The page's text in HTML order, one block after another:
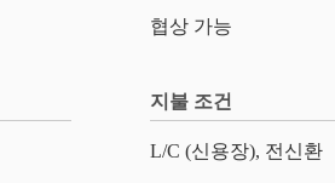
협상 가능
지불 조건
L/C (신용장), 전신환